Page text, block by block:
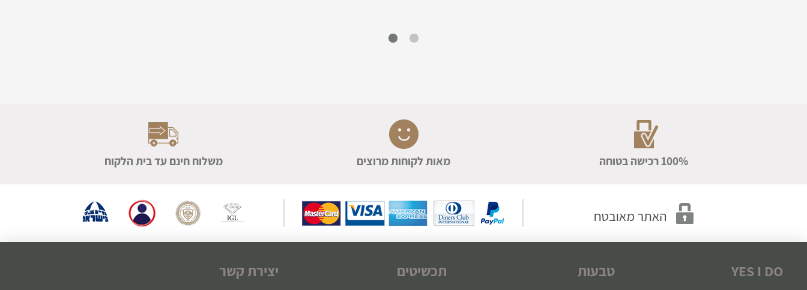
100% רכישה בטוחה מאות לקוחות מרוצים משלוח חינם עד בית הלקוח
YES I DO טבעות תכשיטים יצירת קשר